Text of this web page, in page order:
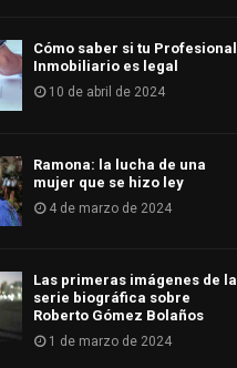
Cómo saber si tu Profesional
Inmobiliario es legal
10 de abril de 2024
Ramona: la lucha de una
mujer que se hizo ley
4 de marzo de 2024
Las primeras imágenes de la
serie biográfica sobre
Roberto Gómez Bolaños
1 de marzo de 2024